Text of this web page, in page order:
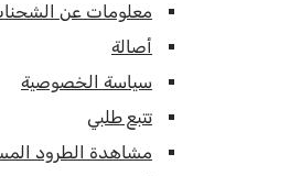
معلومات عن
أصالة
سياسة الخصوصية
تتبع طلبي
مشاهدة الطرود